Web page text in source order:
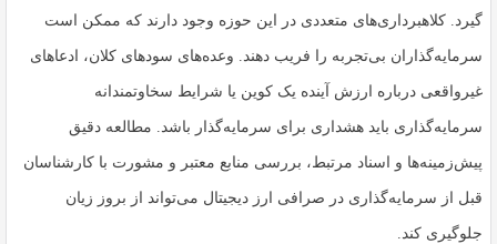
گیرد. کلاهبرداری‌های متعددی در این حوزه وجود دارند که ممکن است
سرمایه‌گذاران بی‌تجربه را فریب دهند. وعده‌های سودهای کلان، ادعاهای
غیرواقعی درباره ارزش آینده یک کوین یا شرایط سخاوتمندانه
سرمایه‌گذاری باید هشداری برای سرمایه‌گذار باشد. مطالعه دقیق
پیش‌زمینه‌ها و اسناد مرتبط، بررسی منابع معتبر و مشورت با کارشناسان
قبل از سرمایه‌گذاری در صرافی ارز دیجیتال می‌تواند از بروز زیان
جلوگیری کند.